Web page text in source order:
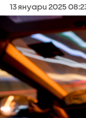
13 януари 2025